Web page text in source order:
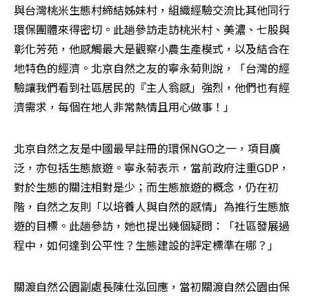
與台灣桃米生態村締結姊妹村，組織經驗交流比其他同行
環保團體來得密切。此趟參訪走訪桃米村、美濃、七股與
彰化芳苑，他感觸最大是觀察小農生產模式，以及結合在
地特色的經濟。北京自然之友的寧永菊則說，「台灣的經
驗讓我們看到社區居民的『主人翁感」強烈，他們也有經
濟需求，每個在地人非常熱情且用心做事！」
北京自然之友是中國最早註冊的環保NGO之一，項目廣
泛，亦包括生態旅遊。寧永菊表示，當前政府注重GDP，
對於生態的關注相對是少；而生態旅遊的概念，仍在初
階，自然之友則「以培養人與自然的感情」為推行生態旅
遊的目標。此趟參訪，她也提出幾個疑問：「社區發展過
程中，如何達到公平性？生態建設的評定標準在哪？」
關渡自然公園副處長陳仕泓回應，當初關渡自然公園由保